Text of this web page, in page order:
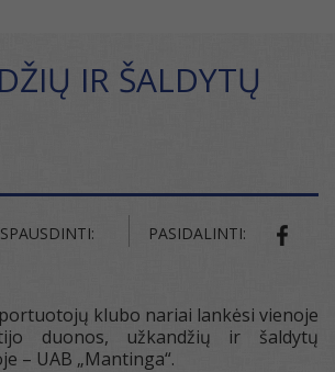
IR ŠALDYTŲ
SPAUSDINTI: PASIDALINTI:
klubo nariai lankėsi vienoje
duonos, užkandžių ir šaldytų
– UAB „Mantinga“.